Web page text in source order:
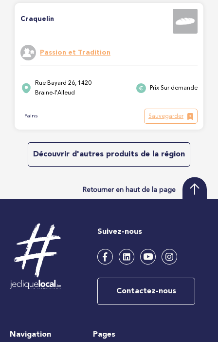
Craquelin
Passion et Tradition
Rue Bayard 26, 1420
Braine-l'Alleud
Prix Sur demande
Pains Sauvegarder
Découvrir d'autres produits de la région
Retourner en haut de la page
Suivez-nous
Contactez-nous
Navigation Pages